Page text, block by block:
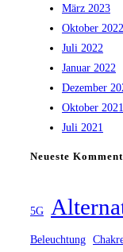
März 2023
Oktober 2022
Juli 2022
Januar 2022
Dezember
Oktober 2021
Juli 2021
Neueste
5G
Beleuchtung